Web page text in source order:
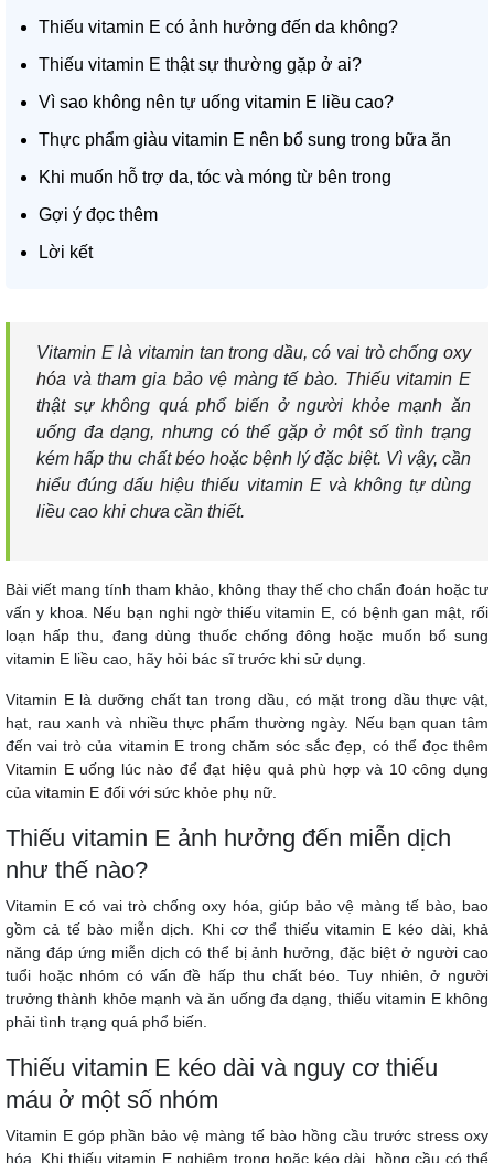
Thiếu vitamin E có ảnh hưởng đến da không?
Thiếu vitamin E thật sự thường gặp ở ai?
Vì sao không nên tự uống vitamin E liều cao?
Thực phẩm giàu vitamin E nên bổ sung trong bữa ăn
Khi muốn hỗ trợ da, tóc và móng từ bên trong
Gợi ý đọc thêm
Lời kết
Vitamin E là vitamin tan trong dầu, có vai trò chống oxy
hóa và tham gia bảo vệ màng tế bào. Thiếu vitamin E
thật sự không quá phổ biến ở người khỏe mạnh ăn
uống đa dạng, nhưng có thể gặp ở một số tình trạng
kém hấp thu chất béo hoặc bệnh lý đặc biệt. Vì vậy, cần
hiểu đúng dấu hiệu thiếu vitamin E và không tự dùng
liều cao khi chưa cần thiết.
Bài viết mang tính tham khảo, không thay thế cho chẩn đoán hoặc tư
vấn y khoa. Nếu bạn nghi ngờ thiếu vitamin E, có bệnh gan mật, rối
loạn hấp thu, đang dùng thuốc chống đông hoặc muốn bổ sung
vitamin E liều cao, hãy hỏi bác sĩ trước khi sử dụng.
Vitamin E là dưỡng chất tan trong dầu, có mặt trong dầu thực vật,
hạt, rau xanh và nhiều thực phẩm thường ngày. Nếu bạn quan tâm
đến vai trò của vitamin E trong chăm sóc sắc đẹp, có thể đọc thêm
Vitamin E uống lúc nào để đạt hiệu quả phù hợpvà 10 công dụng
của vitamin E đối với sức khỏe phụ nữ
Thiếu vitamin E ảnh hưởng đến miễn dịch
như thế nào?
Vitamin E có vai trò chống oxy hóa, giúp bảo vệ màng tế bào, bao
gồm cả tế bào miễn dịch. Khi cơ thể thiếu vitamin E kéo dài, khả
năng đáp ứng miễn dịch có thể bị ảnh hưởng, đặc biệt ở người cao
tuổi hoặc nhóm có vấn đề hấp thu chất béo. Tuy nhiên, ở người
trưởng thành khỏe mạnh và ăn uống đa dạng, thiếu vitamin E không
phải tình trạng quá phổ biến.
Thiếu vitamin E kéo dài và nguy cơ thiếu
máu ở một số nhóm
Vitamin E góp phần bảo vệ màng tế bào hồng cầu trước stress oxy
hóa. Khi thiếu vitamin E nghiêm trọng hoặc kéo dài, hồng cầu có thể